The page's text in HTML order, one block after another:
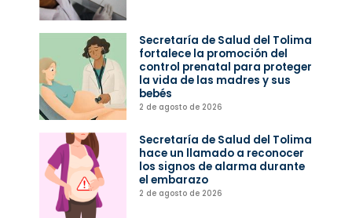
Secretaría de Salud del Tolima
fortalece la promoción del
control prenatal para proteger
la vida de las madres y sus
bebés
2 de agosto de 2026
Secretaría de Salud del Tolima
hace un llamado a reconocer
los signos de alarma durante
el embarazo
2 de agosto de 2026